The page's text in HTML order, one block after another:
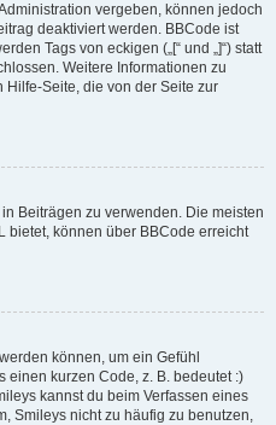
vergeben, können jedoch
deaktiviert werden. BBCode ist
Tags von eckigen („[“ und „]“) statt
Weitere Informationen zu
Hilfe-Seite, die von der Seite zur
Beiträgen zu verwenden. Die meisten
bietet, können über BBCode erreicht
können, um ein Gefühl
einen kurzen Code, z. B. bedeutet :)
kannst du beim Verfassen eines
Smileys nicht zu häufig zu benutzen,